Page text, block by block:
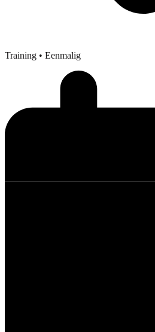
Training • Eenmalig